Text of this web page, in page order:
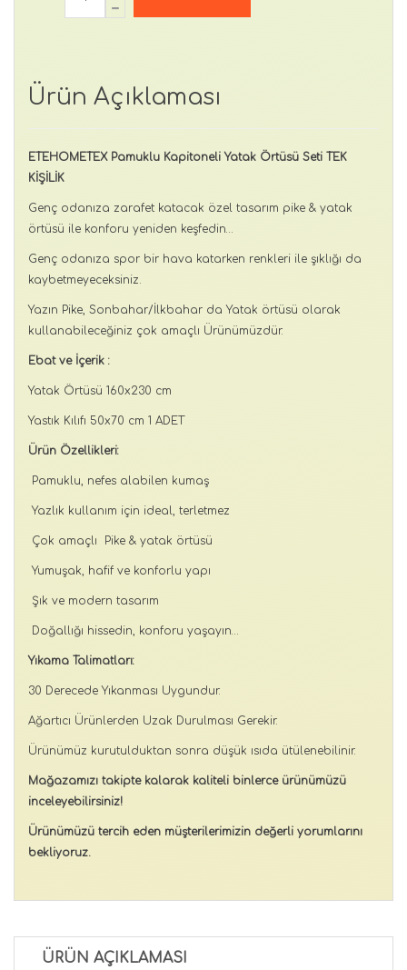
Ürün Açıklaması
ETEHOMETEX Pamuklu Kapitoneli Yatak Örtüsü Seti TEK
KİŞİLİK
Genç odanıza zarafet katacak özel tasarım pike & yatak
örtüsü ile konforu yeniden keşfedin…
Genç odanıza spor bir hava katarken renkleri ile şıklığı da
kaybetmeyeceksiniz.
Yazın Pike, Sonbahar/İlkbahar da Yatak örtüsü olarak
kullanabileceğiniz çok amaçlı Ürünümüzdür.
Ebat ve İçerik :
Yatak Örtüsü 160x230 cm
Yastık Kılıfı 50x70 cm 1 ADET
Ürün Özellikleri:
Pamuklu, nefes alabilen kumaş
Yazlık kullanım için ideal, terletmez
Çok amaçlı Pike & yatak örtüsü
Yumuşak, hafif ve konforlu yapı
Şık ve modern tasarım
Doğallığı hissedin, konforu yaşayın…
Yıkama Talimatları:
30 Derecede Yıkanması Uygundur.
Ağartıcı Ürünlerden Uzak Durulması Gerekir.
Ürünümüz kurutulduktan sonra düşük ısıda ütülenebilinir.
Mağazamızı takipte kalarak kaliteli binlerce ürünümüzü
inceleyebilirsiniz!
Ürünümüzü tercih eden müşterilerimizin değerli yorumlarını
bekliyoruz.
ÜRÜN AÇIKLAMASI